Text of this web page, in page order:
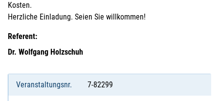
Kosten.
Herzliche Einladung. Seien Sie willkommen!
Referent:
Dr. Wolfgang Holzschuh
Veranstaltungsnr. 7-82299